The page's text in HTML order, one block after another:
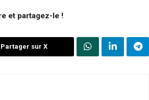
et partagez-le !
Partager sur X